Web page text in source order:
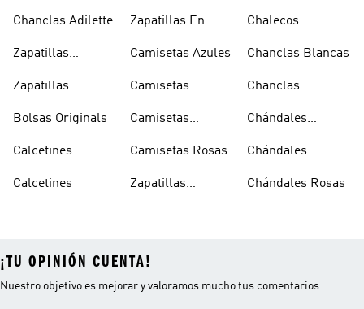
Chanclas Adilette
Zapatillas
Zapatillas
Blancas
Bolsas Originals
Calcetines
Blancos
Calcetines
Zapatillas En
Camisetas Azules
Camisetas
Camisetas
Camisetas Rosas
Zapatillas
Chalecos
Chanclas Blancas
Chanclas
Chándales
Chándales
Chándales Rosas
¡TU OPINIÓN CUENTA!
Nuestro objetivo es mejorar y valoramos mucho tus comentarios.